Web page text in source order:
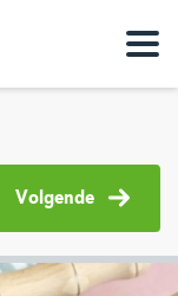
Volgende